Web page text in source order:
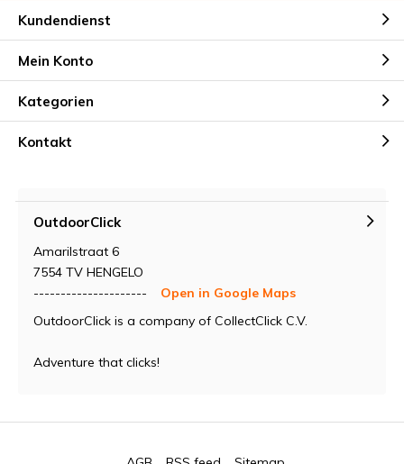
Kundendienst
Mein Konto
Kategorien
Kontakt
OutdoorClick
Amarilstraat 6
7554 TV HENGELO
---------------------
Open in Google Maps
OutdoorClick is a company of CollectClick C.V.
Adventure that clicks!